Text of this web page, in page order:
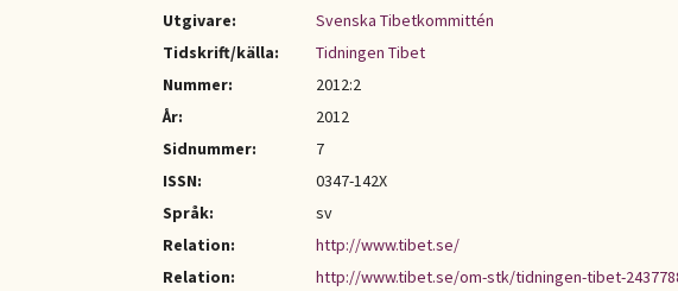
Utgivare:
Svenska Tibetkommittén
Tidskrift/källa:
Tidningen Tibet
Nummer:
2012:2
År:
2012
Sidnummer:
7
ISSN:
0347-142X
Språk:
sv
Relation:
http://www.tibet.se/
Relation:
http://www.tibet.se/om-stk/tidningen-tibet-